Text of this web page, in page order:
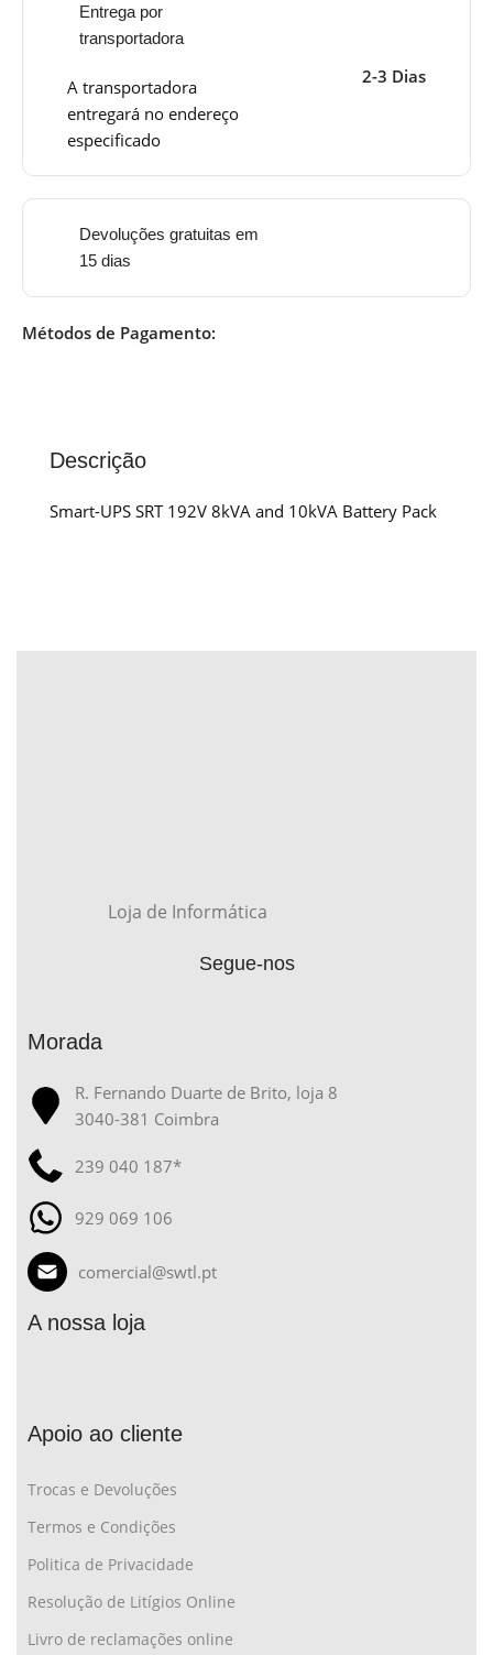
Entrega por
transportadora
A transportadora
entregará no endereço
especificado
2-3 Dias
Devoluções gratuitas em
15 dias
Métodos de Pagamento:
Descrição
Smart-UPS SRT 192V 8kVA and 10kVA Battery Pack
Loja de Informática
Segue-nos
Morada
R. Fernando Duarte de Brito, loja 8
3040-381 Coimbra
239 040 187*
929 069 106
comercial@swtl.pt
A nossa loja
Apoio ao cliente
Trocas e Devoluções
Termos e Condições
Politica de Privacidade
Resolução de Litígios Online
Livro de reclamações online